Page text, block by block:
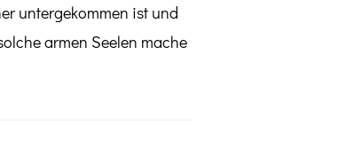
untergekommen ist und
armen Seelen mache